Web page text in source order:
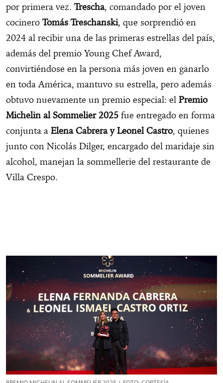
por primera vez.Trescha, comandado por el joven
cocineroTomás Treschanski, que sorprendió en
2024 al recibir una de las primeras estrellas del país,
además del premio Young Chef Award,
convirtiéndose en la persona más joven en ganarlo
en toda América, mantuvo su estrella, pero además
obtuvo nuevamente un premio especial: el Premio
Michelin al Sommelier 2025 fue entregado en forma
conjunta a Elena Cabrera y Leonel Castro, quienes
junto con Nicolás Dilger, encargado del maridaje sin
alcohol, manejan la sommellerie del restaurante de
Villa Crespo.